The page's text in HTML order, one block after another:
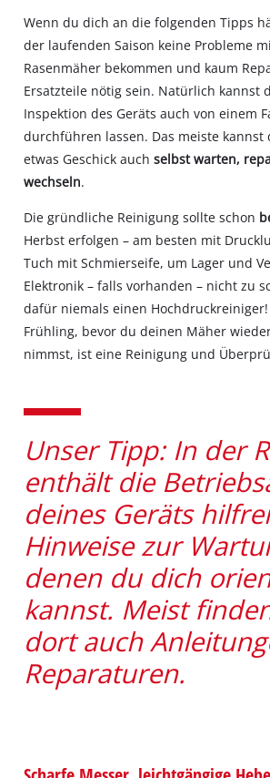
Wenn du dich an die folgenden Tipps
der laufenden Saison keine Probleme
Rasenmäher bekommen und kaum
Ersatzteile nötig sein. Natürlich kannst
Inspektion des Geräts auch von einem
durchführen lassen. Das meiste
etwas Geschick auch selbst warten,
wechseln.
Die gründliche Reinigung sollte schon
Herbst erfolgen – am besten mit
Tuch mit Schmierseife, um Lager und
Elektronik – falls vorhanden – nicht zu
dafür niemals einen
Frühling, bevor du deinen Mäher
nimmst, ist eine Reinigung und
Unser Tipp: In der
enthält die
deines Geräts
Hinweise zur
denen du dich
kannst. Meist
dort auch
Reparaturen.